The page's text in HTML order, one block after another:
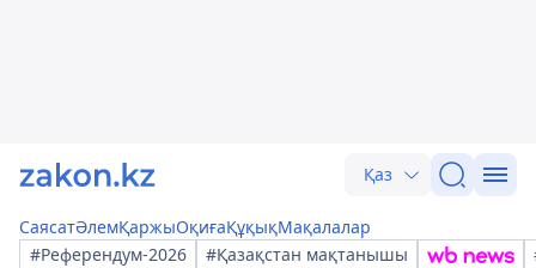
Қаз
СаясатӘлемҚаржыОқиғаҚұқықМақалалар
#Референдум-2026
#Қазақстан мақтанышы